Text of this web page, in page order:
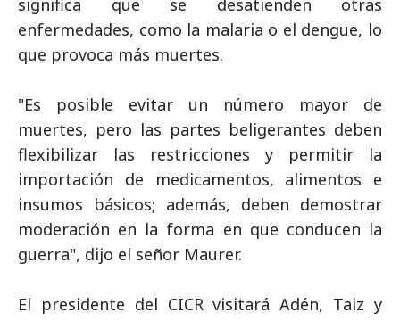
significa que se desatienden otras
enfermedades, como la malaria o el dengue, lo
que provoca más muertes.
"Es posible evitar un número mayor de
muertes, pero las partes beligerantes deben
flexibilizar las restricciones y permitir la
importación de medicamentos, alimentos e
insumos básicos; además, deben demostrar
moderación en la forma en que conducen la
guerra", dijo el señor Maurer.
El presidente del CICR visitará Adén, Taiz y